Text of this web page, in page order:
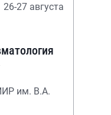
26-27 августа
им. В.А.